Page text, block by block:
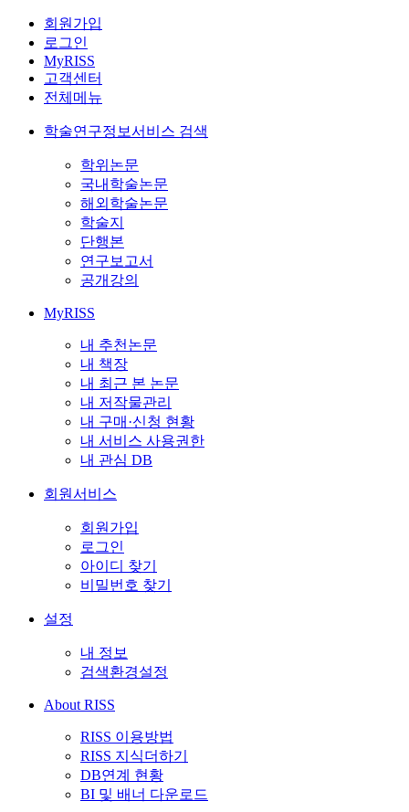
회원가입
로그인
MyRISS
고객센터
전체메뉴
학술연구정보서비스 검색
학위논문
국내학술논문
해외학술논문
학술지
단행본
연구보고서
공개강의
MyRISS
내 추천논문
내 책장
내 최근 본 논문
내 저작물관리
내 구매·신청 현황
내 서비스 사용권한
내 관심 DB
회원서비스
회원가입
로그인
아이디 찾기
비밀번호 찾기
설정
내 정보
검색환경설정
About RISS
RISS 이용방법
RISS 지식더하기
DB연계 현황
BI 및 배너 다운로드